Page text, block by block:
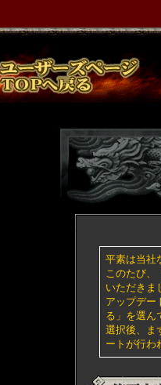
平素は当社
このたび、
いただきま
アップデー
る」を選ん
選択後、ま
ートが行わ